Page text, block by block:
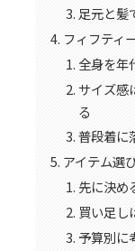
足元と髪
フィフティ
全身を年
サイズ感
る
普段着に
アイテム選
先に決め
買い足し
予算別に